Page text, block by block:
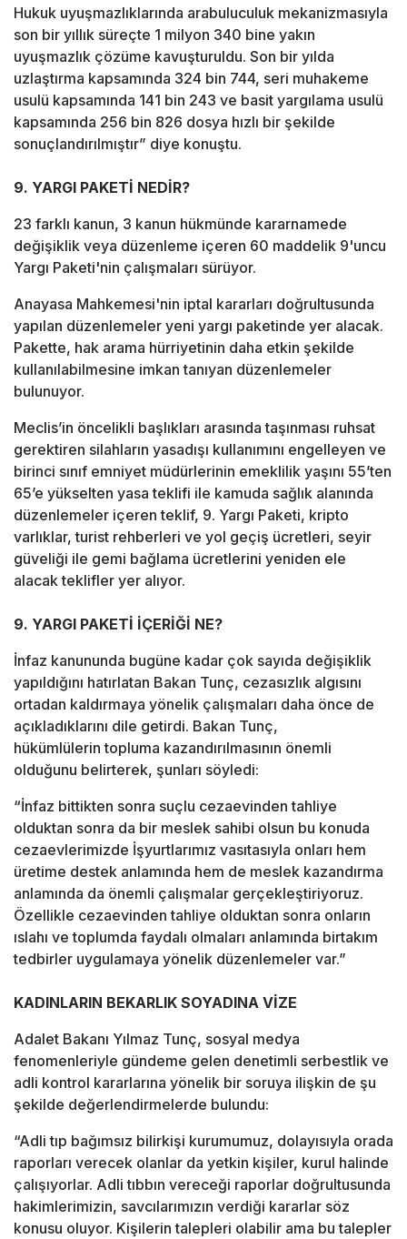
Hukuk uyuşmazlıklarında arabuluculuk mekanizmasıyla
son bir yıllık süreçte 1 milyon 340 bine yakın
uyuşmazlık çözüme kavuşturuldu. Son bir yılda
uzlaştırma kapsamında 324 bin 744, seri muhakeme
usulü kapsamında 141 bin 243 ve basit yargılama usulü
kapsamında 256 bin 826 dosya hızlı bir şekilde
sonuçlandırılmıştır” diye konuştu.
9. YARGI PAKETİ NEDİR?
23 farklı kanun, 3 kanun hükmünde kararnamede
değişiklik veya düzenleme içeren 60 maddelik 9'uncu
Yargı Paketi'nin çalışmaları sürüyor.
Anayasa Mahkemesi'nin iptal kararları doğrultusunda
yapılan düzenlemeler yeni yargı paketinde yer alacak.
Pakette, hak arama hürriyetinin daha etkin şekilde
kullanılabilmesine imkan tanıyan düzenlemeler
bulunuyor.
Meclis’in öncelikli başlıkları arasında taşınması ruhsat
gerektiren silahların yasadışı kullanımını engelleyen ve
birinci sınıf emniyet müdürlerinin emeklilik yaşını 55’ten
65’e yükselten yasa teklifi ile kamuda sağlık alanında
düzenlemeler içeren teklif, 9. Yargı Paketi, kripto
varlıklar, turist rehberleri ve yol geçiş ücretleri, seyir
güveliği ile gemi bağlama ücretlerini yeniden ele
alacak teklifler yer alıyor.
9. YARGI PAKETİ İÇERİĞİ NE?
İnfaz kanununda bugüne kadar çok sayıda değişiklik
yapıldığını hatırlatan Bakan Tunç, cezasızlık algısını
ortadan kaldırmaya yönelik çalışmaları daha önce de
açıkladıklarını dile getirdi. Bakan Tunç,
hükümlülerin topluma kazandırılmasının önemli
olduğunu belirterek, şunları söyledi:
“İnfaz bittikten sonra suçlu cezaevinden tahliye
olduktan sonra da bir meslek sahibi olsun bu konuda
cezaevlerimizde İşyurtlarımız vasıtasıyla onları hem
üretime destek anlamında hem de meslek kazandırma
anlamında da önemli çalışmalar gerçekleştiriyoruz.
Özellikle cezaevinden tahliye olduktan sonra onların
ıslahı ve toplumda faydalı olmaları anlamında birtakım
tedbirler uygulamaya yönelik düzenlemeler var.”
KADINLARIN BEKARLIK SOYADINA VİZE
Adalet Bakanı Yılmaz Tunç, sosyal medya
fenomenleriyle gündeme gelen denetimli serbestlik ve
adli kontrol kararlarına yönelik bir soruya ilişkin de şu
şekilde değerlendirmelerde bulundu:
“Adli tıp bağımsız bilirkişi kurumumuz, dolayısıyla orada
raporları verecek olanlar da yetkin kişiler, kurul halinde
çalışıyorlar. Adli tıbbın vereceği raporlar doğrultusunda
hakimlerimizin, savcılarımızın verdiği kararlar söz
konusu oluyor. Kişilerin talepleri olabilir ama bu talepler